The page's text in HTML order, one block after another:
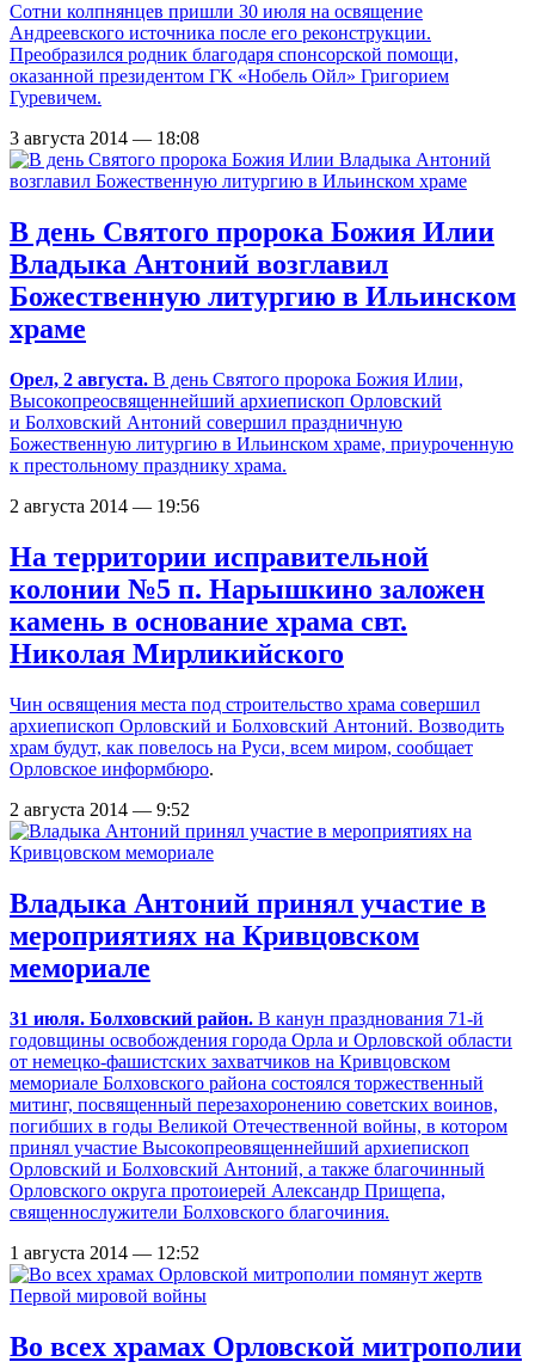
Сотни колпнянцев пришли 30 июля на освящение
Андреевского источника после его реконструкции.
Преобразился родник благодаря спонсорской помощи,
оказанной президентом ГК «Нобель Ойл» Григорием
Гуревичем.
3 августа 2014 — 18:08
В день Святого пророка Божия Илии
Владыка Антоний возглавил
Божественную литургию в Ильинском
храме
Орел, 2 августа. В день Святого пророка Божия Илии,
Высокопреосвященнейший архиепископ Орловский
и Болховский Антоний совершил праздничную
Божественную литургию в Ильинском храме, приуроченную
к престольному празднику храма.
2 августа 2014 — 19:56
На территории исправительной
колонии №5 п. Нарышкино заложен
камень в основание храма свт.
Николая Мирликийского
Чин освящения места под строительство храма совершил
архиепископ Орловский и Болховский Антоний. Возводить
храм будут, как повелось на Руси, всем миром, сообщает
Орловское информбюро.
2 августа 2014 — 9:52
Владыка Антоний принял участие в
мероприятиях на Кривцовском
мемориале
31 июля. Болховский район. В канун празднования 71-й
годовщины освобождения города Орла и Орловской области
от немецко-фашистских захватчиков на Кривцовском
мемориале Болховского района состоялся торжественный
митинг, посвященный перезахоронению советских воинов,
погибших в годы Великой Отечественной войны, в котором
принял участие Высокопреовященнейший архиепископ
Орловский и Болховский Антоний, а также благочинный
Орловского округа протоиерей Александр Прищепа,
священнослужители Болховского благочиния.
1 августа 2014 — 12:52
Во всех храмах Орловской митрополии